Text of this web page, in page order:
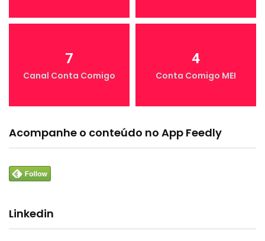
7
Canal Conta Comigo
4
Conta Comigo MEI
Acompanhe o conteúdo no App Feedly
Linkedin